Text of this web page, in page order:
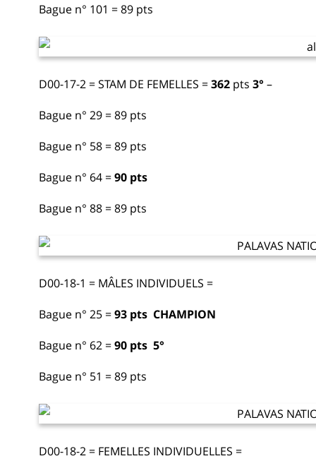
Bague n° 101 = 89 pts
D00-17-2 = STAM DE FEMELLES =362 pts 3° –
Bague n° 29 = 89 pts
Bague n° 58 = 89 pts
Bague n° 64 =90 pts
Bague n° 88 = 89 pts
D00-18-1 = MÂLES INDIVIDUELS =
Bague n° 25 =93 pts CHAMPION
Bague n° 62 =90 pts 5°
Bague n° 51 = 89 pts
D00-18-2 = FEMELLES INDIVIDUELLES =